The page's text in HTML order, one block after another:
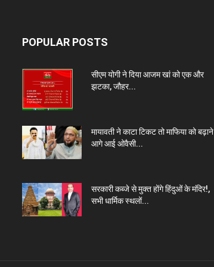
POPULAR POSTS
सीएम योगी ने दिया आजम खां को एक और
झटका, जौहर...
मायावती ने काटा टिकट तो माफिया को बढ़ाने
आगे आई ओवैसी...
सरकारी कब्जे से मुक्त होंगे हिंदुओं के मंदिर!,
सभी धार्मिक स्थलों...